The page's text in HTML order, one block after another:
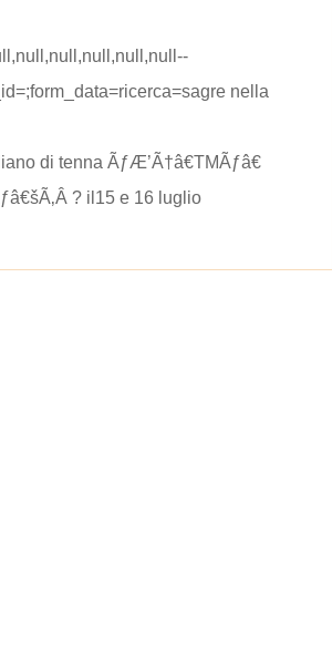
nella
di tenna ÃƒÆ’Ã†â€TMÃƒâ€
? il15 e 16 luglio